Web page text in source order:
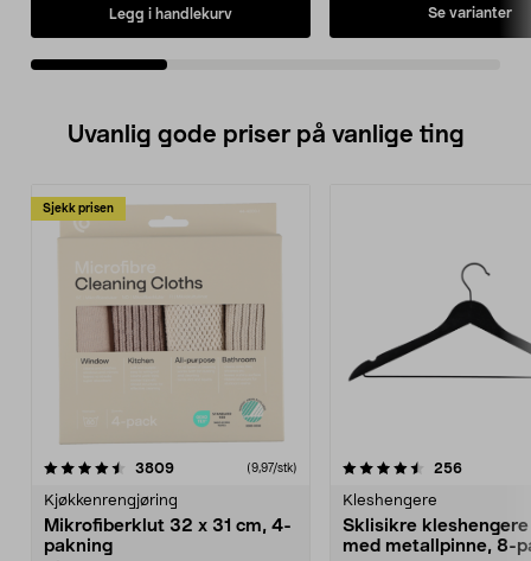
river, mikser m.m.Legg i handlekurv Se varianter
Uvanlig gode priser på vanlige ting
Sjekk prisen
3809anmeldelser(9,97/stk)
Kjøkkenrengjøring
Mikrofiberklut 32 x 31 cm, 4-
pakning
4.5av 5 stjerner 256
Kleshengere
Sklisikre
med metallpinne, 8-
4.5av 5 stjerner